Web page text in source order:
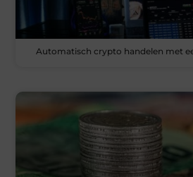
Automatisch crypto handelen met